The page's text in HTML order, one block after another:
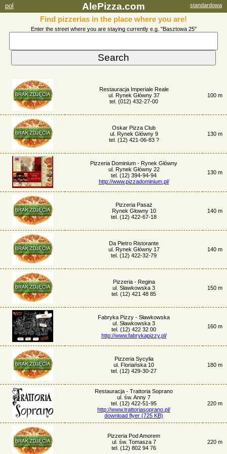
pol AlePizza.com standardowa
Find pizzerias in the place where you are!
Enter the street where you are staying currently e.g. "Basztowa 25"
Restauracja Imperiale Reale
ul. Rynek Główny 37
tel. (012) 432-27-00
100 m
Oskar Pizza Club
ul. Rynek Główny 9
tel. (12) 421-06-83 ?
130 m
Pizzeria Dominium - Rynek Główny
ul. Rynek Główny 22
tel. (12) 394-94-94
http://www.pizzadominium.pl/
130 m
Pizzeria Pasaż
Rynek Głowny 10
tel. (12) 422-67-18
140 m
Da Pietro Ristorante
ul. Rynek Główny 17
tel. (12) 422-32-79
140 m
Pizzeria - Regina
ul. Sławkowska 3
tel. (12) 421 48 85
150 m
Fabryka Pizzy - Sławkowska
ul. Sławkowska 3
tel. (12) 422 32 00
http://www.fabrykapizzy.pl/
160 m
Pizzeria Sycylia
ul. Floriańska 10
tel. (12) 429-30-27
180 m
Restauracja - Trattoria Soprano
ul. św. Anny 7
tel. (12) 422-51-95
http://www.trattoriasoprano.pl/
download flyer (725 KB)
220 m
Pizzeria Pod Amorem
ul. św. Tomasza 7
tel. (12) 802 94 76
220 m